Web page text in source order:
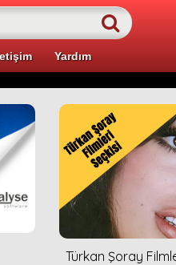
Yardım
Türkan Şoray